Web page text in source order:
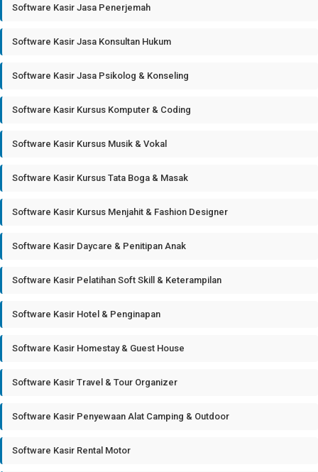
Software Kasir Jasa Penerjemah
Software Kasir Jasa Konsultan Hukum
Software Kasir Jasa Psikolog & Konseling
Software Kasir Kursus Komputer & Coding
Software Kasir Kursus Musik & Vokal
Software Kasir Kursus Tata Boga & Masak
Software Kasir Kursus Menjahit & Fashion Designer
Software Kasir Daycare & Penitipan Anak
Software Kasir Pelatihan Soft Skill & Keterampilan
Software Kasir Hotel & Penginapan
Software Kasir Homestay & Guest House
Software Kasir Travel & Tour Organizer
Software Kasir Penyewaan Alat Camping & Outdoor
Software Kasir Rental Motor